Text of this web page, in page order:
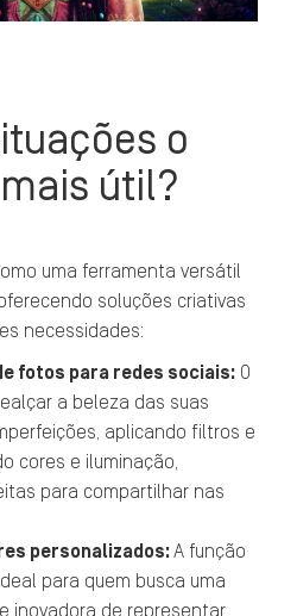
o
útil?
uma ferramenta versátil
soluções criativas
necessidades:
fotos para redes sociais: O
a beleza das suas
aplicando filtros e
cores e iluminação,
para compartilhar nas
personalizados:A função
para quem busca uma
inovadora de representar